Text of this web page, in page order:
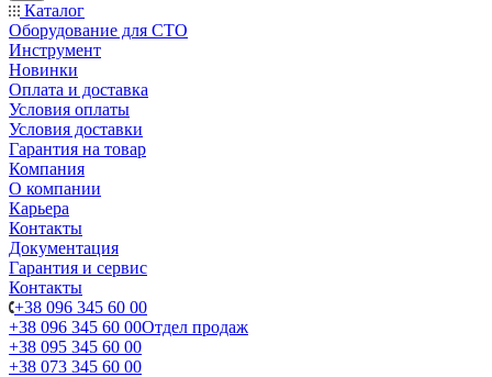
Каталог
Оборудование для СТО
Инструмент
Новинки
Оплата и доставка
Условия оплаты
Условия доставки
Гарантия на товар
Компания
О компании
Карьера
Контакты
Документация
Гарантия и сервис
Контакты
+38 096 345 60 00
+38 096 345 60 00Отдел продаж
+38 095 345 60 00
+38 073 345 60 00